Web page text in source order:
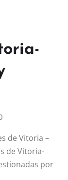
de Vitoria –
de Vitoria-
por